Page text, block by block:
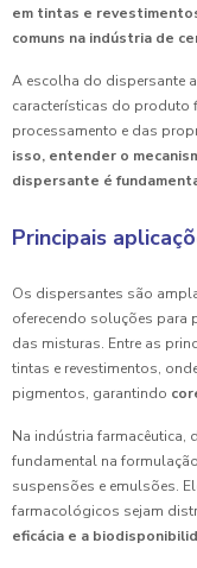
em tintas e
comuns na indústria de
A escolha do dispersante
características do produto
processamento e das
isso, entender o
dispersante é
Principais
Os dispersantes são
oferecendo soluções para
das misturas. Entre as
tintas e revestimentos,
pigmentos, garantindo
Na indústria farmacêutica,
fundamental na
suspensões e emulsões.
farmacológicos sejam
eficácia e a